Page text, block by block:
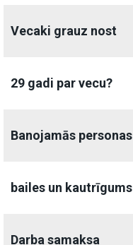
Vecaki grauz nost
29 gadi par vecu?
Banojamās personas
bailes un kautrīgums
Darba samaksa